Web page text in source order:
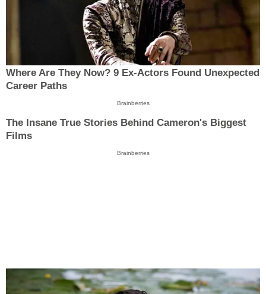
Where Are They Now? 9 Ex-Actors Found Unexpected
Career Paths
Brainberries
The Insane True Stories Behind Cameron's Biggest
Films
Brainberries